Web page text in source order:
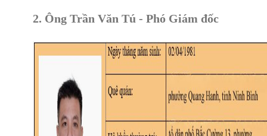
2. Ông Trần Văn Tú - Phó Giám đốc